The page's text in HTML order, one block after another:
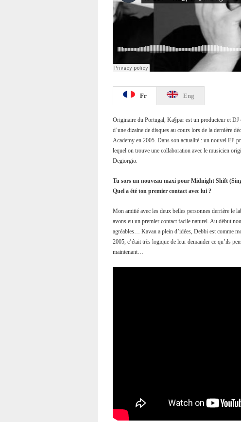
Fr Eng
Originaire du Portugal, Ka§par est un producteur et DJ
d’une dizaine de disques au cours lors de la dernière
Academy en 2005. Dans son actualité : un nouvel EP
lequel on trouve une collaboration avec le musicien
Degiorgio.
Tu sors un nouveau maxi pour Midnight Shift
Quel a été ton premier contact avec lui ?
Mon amitié avec les deux belles personnes derrière le
avons eu un premier contact facile naturel. Au début
agréables… Kavan a plein d’idées, Debbi est comme
2005, c’était très logique de leur demander ce qu’ils
maintenant…